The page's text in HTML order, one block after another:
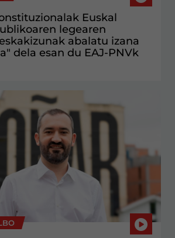
Euskal
legearen
abalatu izana
dela esan du EAJ-PNVk